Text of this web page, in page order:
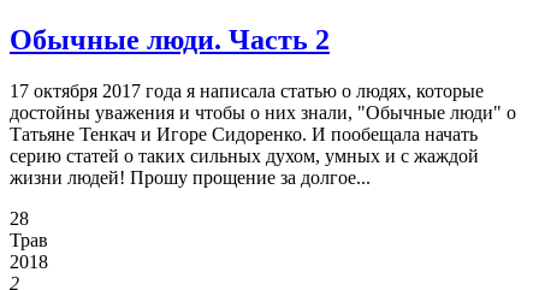
Обычные люди. Часть 2
17 октября 2017 года я написала статью о людях, которые
достойны уважения и чтобы о них знали, "Обычные люди" о
Татьяне Тенкач и Игоре Сидоренко. И пообещала начать
серию статей о таких сильных духом, умных и с жаждой
жизни людей! Прошу прощение за долгое...
28
Трав
2018
2